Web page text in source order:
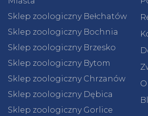
Sklep zoologiczny Bełchatów
Sklep zoologiczny Bochnia
Sklep zoologiczny Brzesko
Sklep zoologiczny Bytom
Sklep zoologiczny Chrzanów
Sklep zoologiczny Dębica
Sklep zoologiczny Gorlice